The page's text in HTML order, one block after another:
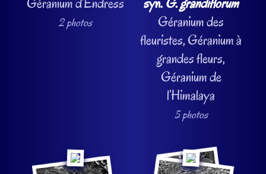
2 photos
Géranium des
fleuristes, Géranium à
grandes fleurs,
Géranium de
l’Himalaya
5 photos